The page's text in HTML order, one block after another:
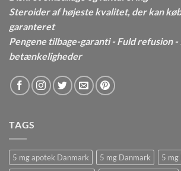
Steroider af højeste kvalitet, der kan
garanteret
Pengene tilbage-garanti - Fuld refusion -
betænkeligheder
TAGS
5 mg apotek Danmark 5 mg Danmark
5 mg